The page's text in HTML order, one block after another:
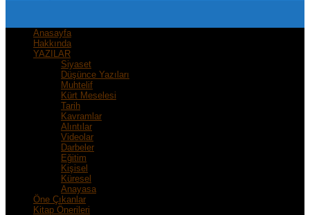
Anasayfa
Hakkında
YAZILAR
Siyaset
Düşünce Yazıları
Muhtelif
Kürt Meselesi
Tarih
Kavramlar
Alıntılar
Videolar
Darbeler
Eğitim
Kişisel
Küresel
Anayasa
Öne Çıkanlar
Kitap Önerileri